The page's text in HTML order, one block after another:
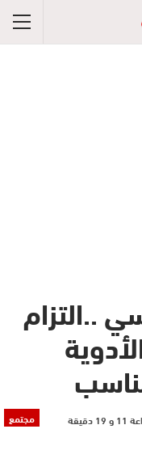
..التزام
مجتمع